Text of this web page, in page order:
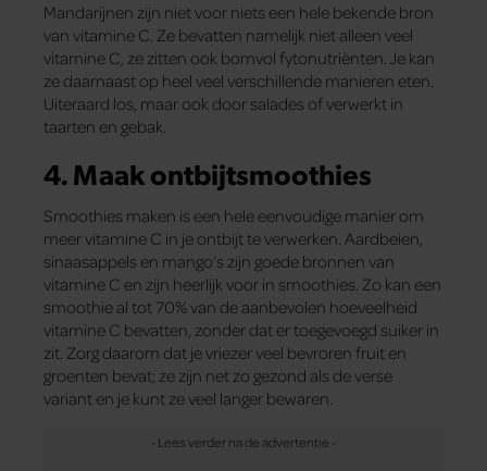
Mandarijnen zijn niet voor niets een hele bekende bron
van vitamine C. Ze bevatten namelijk niet alleen veel
vitamine C, ze zitten ook bomvol fytonutriënten. Je kan
ze daarnaast op heel veel verschillende manieren eten.
Uiteraard los, maar ook door salades of verwerkt in
taarten en gebak.
4. Maak ontbijtsmoothies
Smoothies maken is een hele eenvoudige manier om
meer vitamine C in je ontbijt te verwerken. Aardbeien,
sinaasappels en mango’s zijn goede bronnen van
vitamine C en zijn heerlijk voor in smoothies. Zo kan een
smoothie al tot 70% van de aanbevolen hoeveelheid
vitamine C bevatten, zonder dat er toegevoegd suiker in
zit. Zorg daarom dat je vriezer veel bevroren fruit en
groenten bevat; ze zijn net zo gezond als de verse
variant en je kunt ze veel langer bewaren.